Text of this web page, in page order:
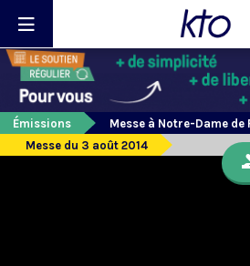
Émissions
Messe à Notre-Dame de
Messe du 3 août 2014